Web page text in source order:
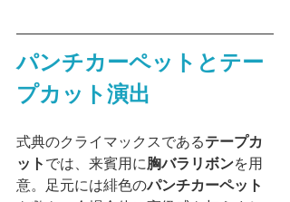
パンチカーペットとテー
プカット演出
式典のクライマックスであるテープカ
ット では、来賓用に胸バラリボンを用
意。足元には緋色のパンチカーペット